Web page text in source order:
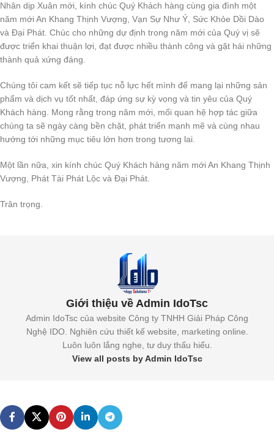
Nhân dịp Xuân mới, kính chúc Quý Khách hàng cùng gia đình một
năm mới An Khang Thịnh Vượng, Vạn Sự Như Ý, Sức Khỏe Dồi Dào
và Đại Phát. Chúc cho những dự định trong năm mới của Quý vị sẽ
được triển khai thuận lợi, đạt được nhiều thành công và gặt hái những
thành quả xứng đáng.
Chúng tôi cam kết sẽ tiếp tục nỗ lực hết mình để mang lại những sản
phẩm và dịch vụ tốt nhất, đáp ứng sự kỳ vọng và tin yêu của Quý
Khách hàng. Mong rằng trong năm mới, mối quan hệ hợp tác giữa
chúng ta sẽ ngày càng bền chặt, phát triển mạnh mẽ và cùng nhau
hướng tới những mục tiêu lớn hơn trong tương lai.
Một lần nữa, xin kính chúc Quý Khách hàng năm mới An Khang Thịnh
Vượng, Phát Tài Phát Lộc và Đại Phát.
Trân trọng.
Giới thiệu về Admin IdoTsc
Admin IdoTsc của website Công ty TNHH Giải Pháp Công
Nghệ IDO. Nghiên cứu thiết kế website, marketing online.
Luôn luôn lắng nghe, tư duy thấu hiểu.
View all posts by Admin IdoTsc